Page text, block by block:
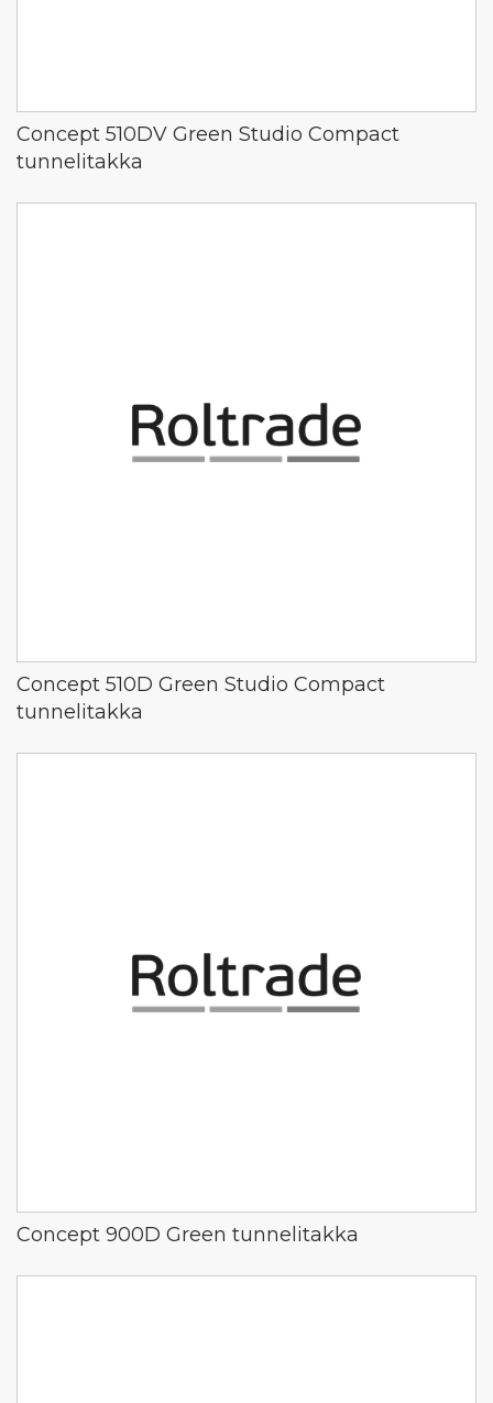
Concept 510DV Green Studio Compact
tunnelitakka
Concept 510D Green Studio Compact
tunnelitakka
Concept 900D Green tunnelitakka